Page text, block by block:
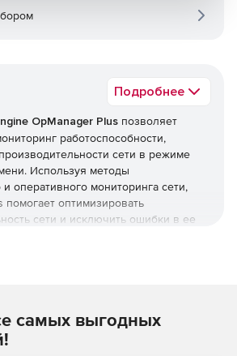
Подробнее
OpManager Plus позволяет
работоспособности,
сети в режиме
Используя методы
оперативного мониторинга сети,
помогает оптимизировать
сети и исключить ошибки в ее
включая следующее:
самых выгодных